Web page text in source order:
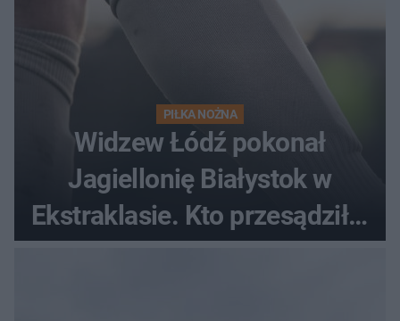
PIŁKA NOŻNA
Widzew Łódź pokonał
Jagiellonię Białystok w
Ekstraklasie. Kto przesądził o